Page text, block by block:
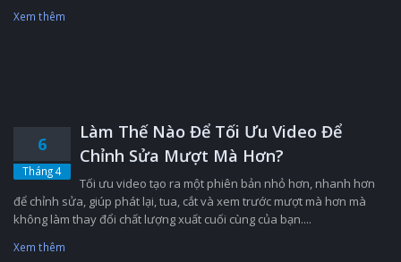
Xem thêm
6
Tháng 4
Làm Thế Nào Để Tối Ưu Video Để
Chỉnh Sửa Mượt Mà Hơn?
Tối ưu video tạo ra một phiên bản nhỏ hơn, nhanh hơn
để chỉnh sửa, giúp phát lại, tua, cắt và xem trước mượt mà hơn mà
không làm thay đổi chất lượng xuất cuối cùng của bạn....
Xem thêm